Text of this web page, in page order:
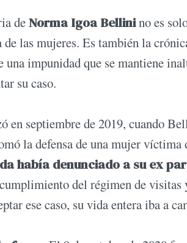
deNorma Igoa Bellinino es
de las mujeres. Es también la
una impunidad que se mantiene
su caso.
en septiembre de 2019, cuando
la defensa de una mujer
había denunciado a su ex
del régimen de
ese caso, su vida entera iba a